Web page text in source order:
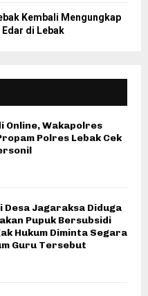
Kembali Mengungkap
Edar di Lebak
Online, Wakapolres
Polres Lebak Cek
Desa Jagaraksa Diduga
Pupuk Bersubsidi
Hukum Diminta Segara
Guru Tersebut